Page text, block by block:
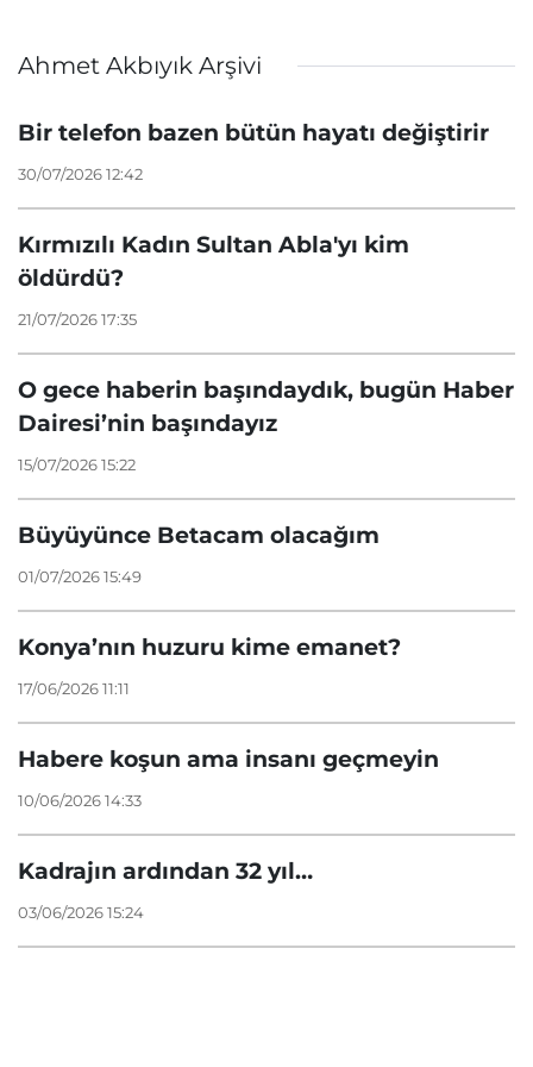
Ahmet Akbıyık Arşivi
Bir telefon bazen bütün hayatı değiştirir
30/07/2026 12:42
Kırmızılı Kadın Sultan Abla'yı kim
öldürdü?
21/07/2026 17:35
O gece haberin başındaydık, bugün Haber
Dairesi’nin başındayız
15/07/2026 15:22
Büyüyünce Betacam olacağım
01/07/2026 15:49
Konya’nın huzuru kime emanet?
17/06/2026 11:11
Habere koşun ama insanı geçmeyin
10/06/2026 14:33
Kadrajın ardından 32 yıl…
03/06/2026 15:24